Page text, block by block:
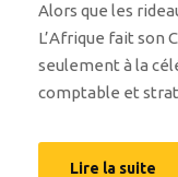
Alors que les
L’Afrique fait son
seulement à la
comptable et
Lire la suite